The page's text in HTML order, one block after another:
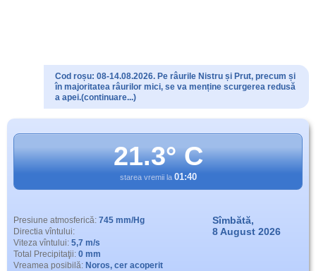
Cod roșu: 08-14.08.2026. Pe râurile Nistru și Prut, precum și
în majoritatea râurilor mici, se va menține scurgerea redusă
a apei.(continuare...)
21.3° C
starea vremii la 01:40
Presiune atmosferică: 745 mm/Hg
Directia vîntului:
Viteza vîntului: 5,7 m/s
Total Precipitaţii: 0 mm
Vreamea posibilă: Noros, cer acoperit
Sîmbătă,
8 August 2026